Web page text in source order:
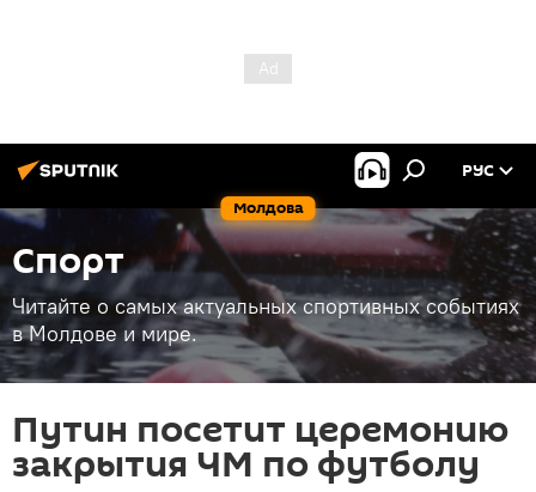
Молдова
РУС
Спорт
Читайте о самых актуальных спортивных событиях
в Молдове и мире.
Путин посетит церемонию
закрытия ЧМ по футболу